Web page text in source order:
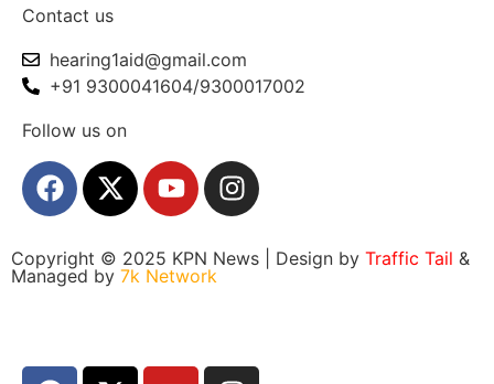
Contact us
hearing1aid@gmail.com
+91 9300041604/9300017002
Follow us on
Copyright © 2025 KPN News | Design by Traffic Tail &
Managed by 7k Network